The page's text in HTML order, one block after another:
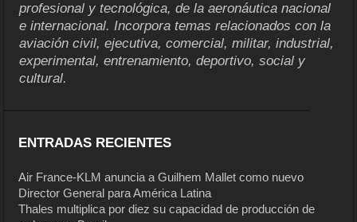
profesional y tecnológica, de la aeronáutica nacional
e internacional. Incorpora temas relacionados con la
aviación civil, ejecutiva, comercial, militar, industrial,
experimental, entrenamiento, deportivo, social y
cultural.
ENTRADAS RECIENTES
Air France-KLM anuncia a Guilhem Mallet como nuevo
Director General para América Latina
Thales multiplica por diez su capacidad de producción de